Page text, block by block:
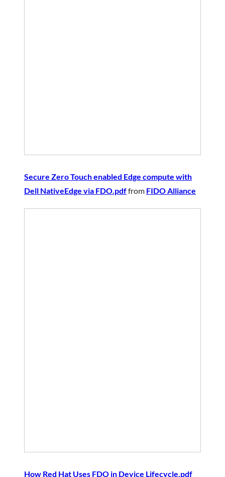
Secure Zero Touch enabled Edge compute with
Dell NativeEdge via FDO.pdffrom FIDO Alliance
How Red Hat Uses FDO in Device Lifecycle.pdf